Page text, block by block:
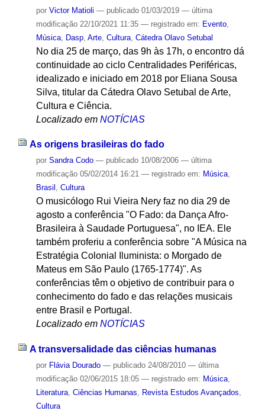
por Victor Matioli — publicado01/03/2019 — última
modificação22/10/2021 11:35 — registrado em: Evento,
Música, Dasp, Arte, Cultura, Cátedra Olavo Setubal
No dia 25 de março, das 9h às 17h, o encontro dá
continuidade ao ciclo Centralidades Periféricas,
idealizado e iniciado em 2018 por Eliana Sousa
Silva, titular da Cátedra Olavo Setubal de Arte,
Cultura e Ciência.
Localizado em NOTÍCIAS
As origens brasileiras do fado
por Sandra Codo — publicado10/08/2006 — última
modificação05/02/2014 16:21 — registrado em: Música,
Brasil , Cultura
O musicólogo Rui Vieira Nery faz no dia 29 de
agosto a conferência "O Fado: da Dança Afro-
Brasileira à Saudade Portuguesa", no IEA. Ele
também proferiu a conferência sobre "A Música na
Estratégia Colonial Iluminista: o Morgado de
Mateus em São Paulo (1765-1774)". As
conferências têm o objetivo de contribuir para o
conhecimento do fado e das relações musicais
entre Brasil e Portugal.
Localizado em NOTÍCIAS
A transversalidade das ciências humanas
por Flávia Dourado — publicado24/08/2010 — última
modificação02/06/2015 18:05 — registrado em: Música,
Literatura, Ciências Humanas, Revista Estudos Avançados,
Cultura